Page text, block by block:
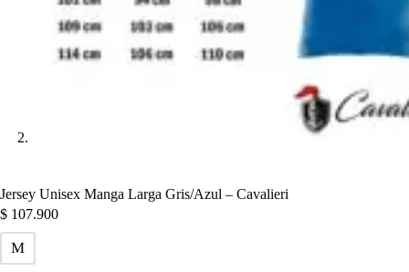
Jersey Unisex Manga Larga Gris/Azul – Cavalieri
$ 107.900
M